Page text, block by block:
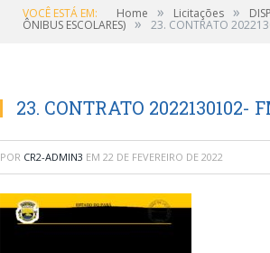
VOCÊ ESTÁ EM: Home » Licitações »
ÔNIBUS ESCOLARES) » 23. CONTRATO
23. CONTRATO 2022130102-
POR CR2-ADMIN3 EM 22 DE FEVEREIRO DE 2022